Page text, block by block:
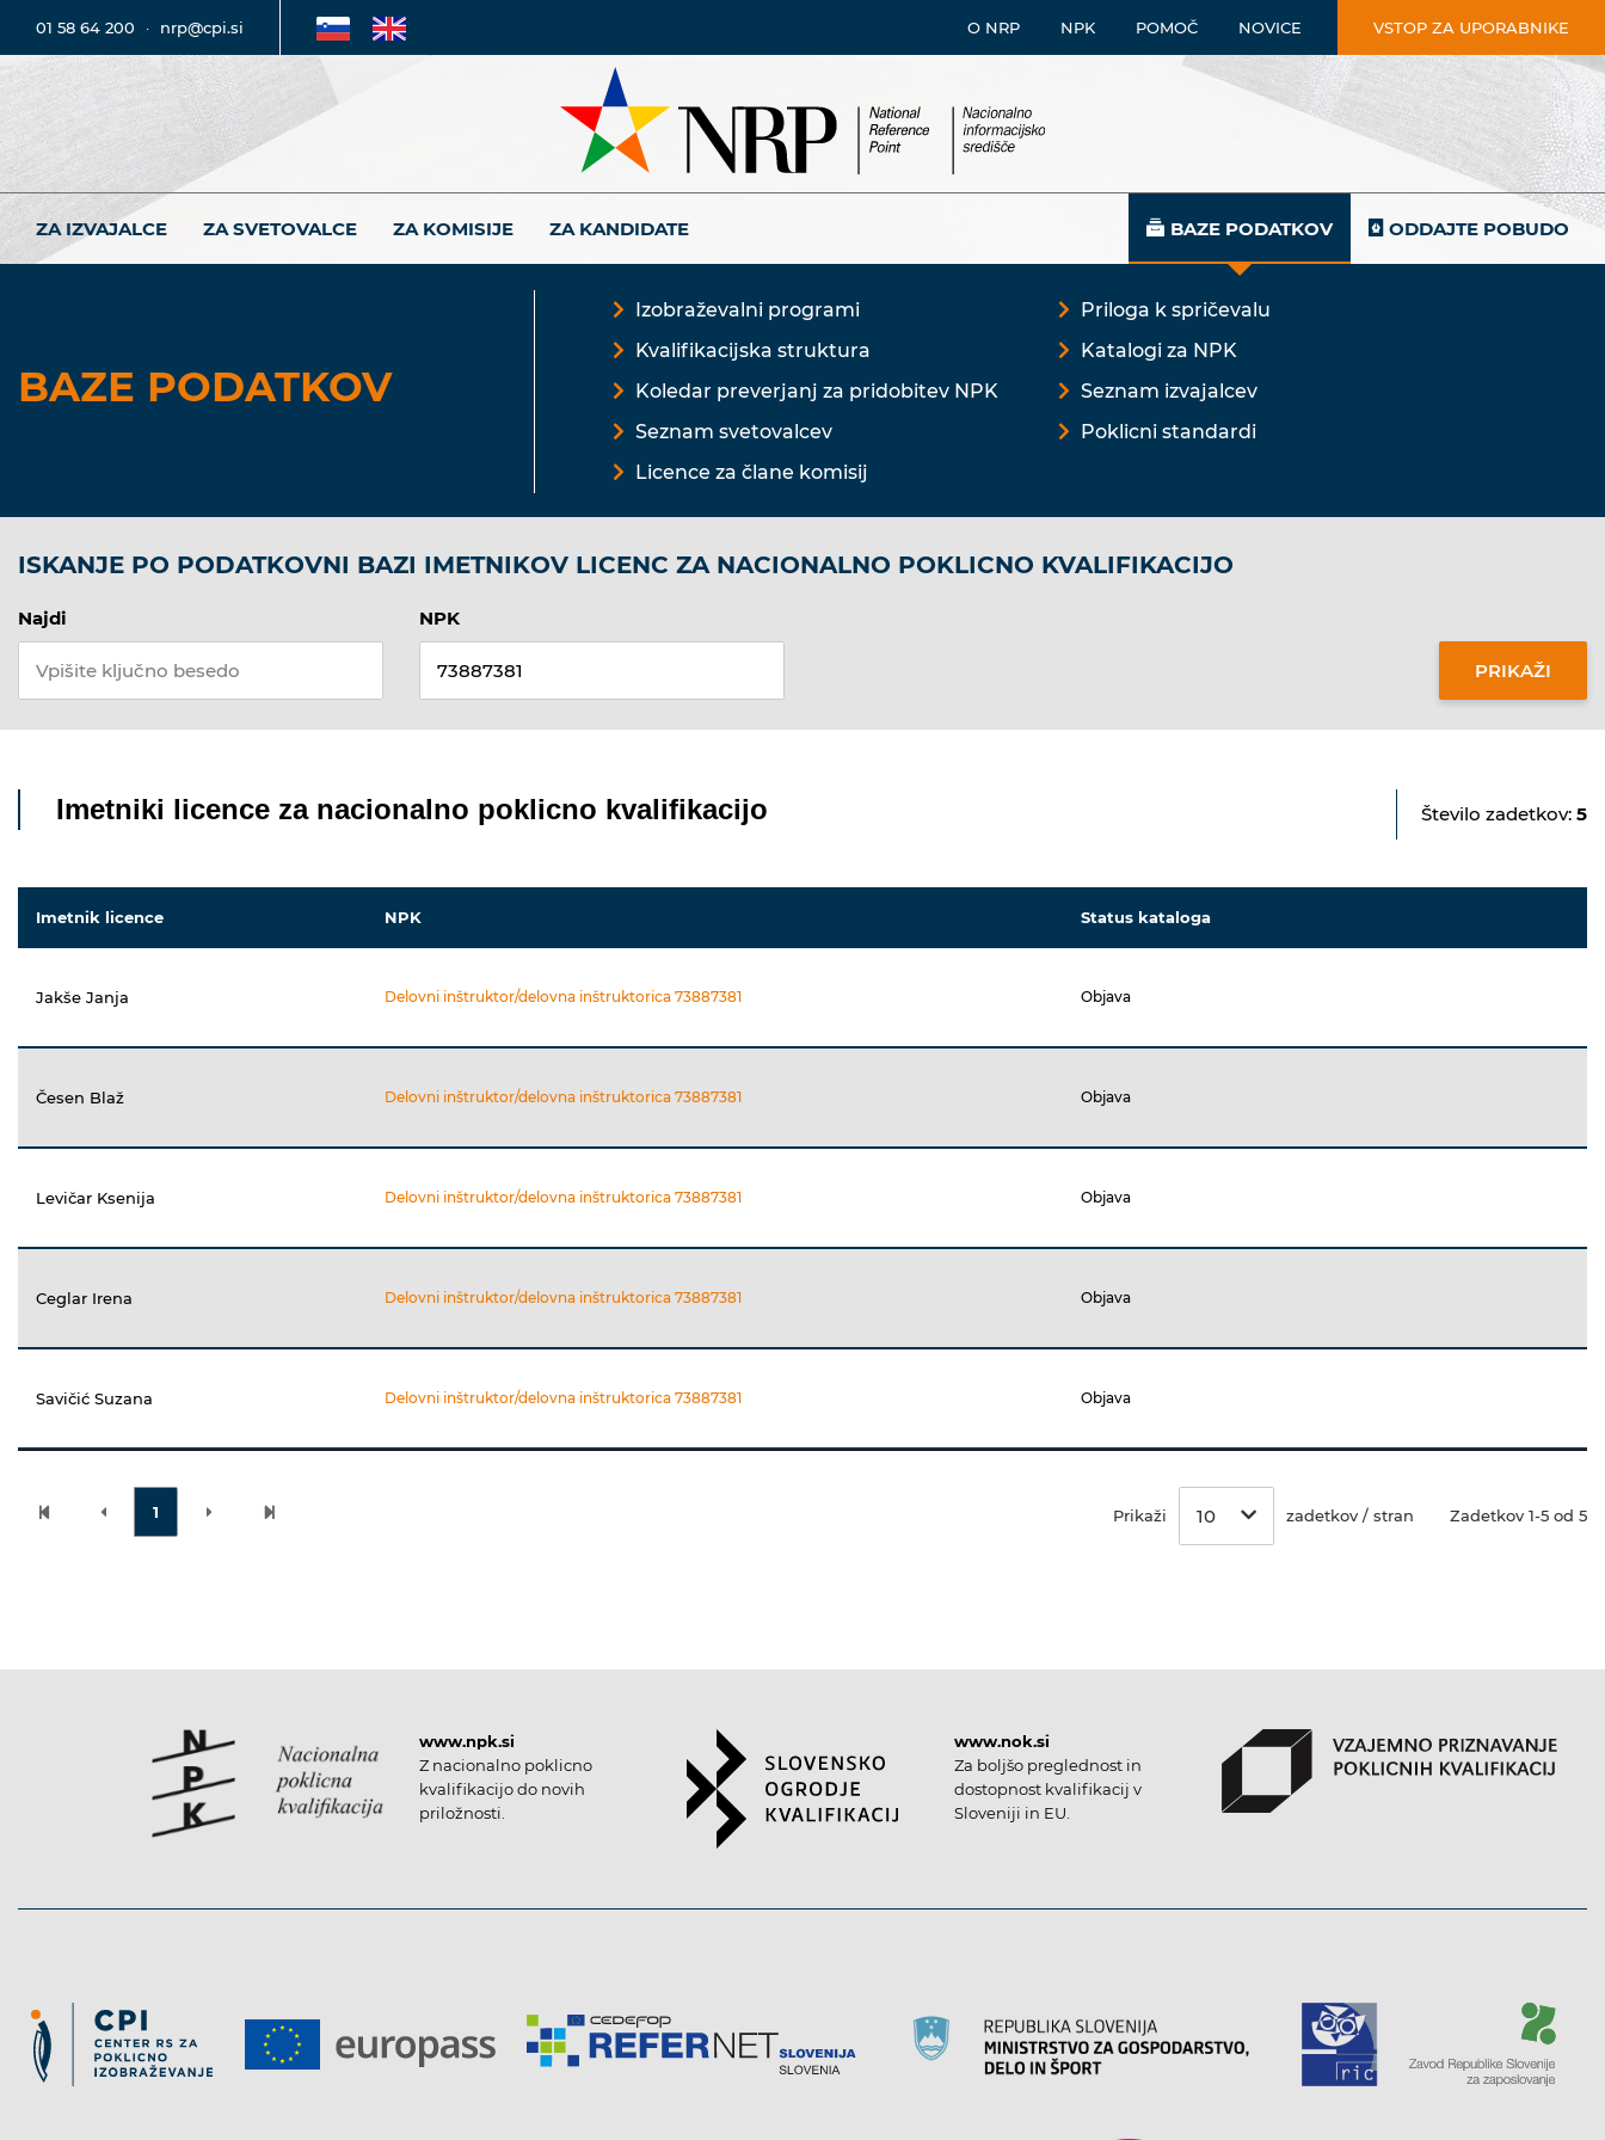
01 58 64 200 · nrp@cpi.si O NRP NPK POMOČ NOVICE VSTOP ZA UPORABNIKE
ZA IZVAJALCE ZA SVETOVALCE ZA KOMISIJE ZA KANDIDATE BAZE PODATKOV ODDAJTE POBUDO
BAZE PODATKOV
Izobraževalni programi
Kvalifikacijska struktura
Koledar preverjanj za pridobitev NPK
Seznam svetovalcev
Licence za člane komisij
Priloga k spričevalu
Katalogi za NPK
Seznam izvajalcev
Poklicni standardi
ISKANJE PO PODATKOVNI BAZI IMETNIKOV LICENC ZA NACIONALNO POKLICNO KVALIFIKACIJO
Najdi NPK
Imetniki licence za nacionalno poklicno kvalifikacijo Število zadetkov: 5
Imetnik licence NPK Status kataloga
Jakše Janja Delovni inštruktor/delovna inštruktorica 73887381 Objava
Česen Blaž Delovni inštruktor/delovna inštruktorica 73887381 Objava
Levičar Ksenija Delovni inštruktor/delovna inštruktorica 73887381 Objava
Ceglar Irena Delovni inštruktor/delovna inštruktorica 73887381 Objava
Savičić Suzana Delovni inštruktor/delovna inštruktorica 73887381 Objava
1 Prikaži 10 zadetkov / stran Zadetkov 1-5 od 5
www.npk.si
Z nacionalno poklicno
kvalifikacijo do novih
priložnosti.
www.nok.si
Za boljšo preglednost in
dostopnost kvalifikacij v
Sloveniji in EU.